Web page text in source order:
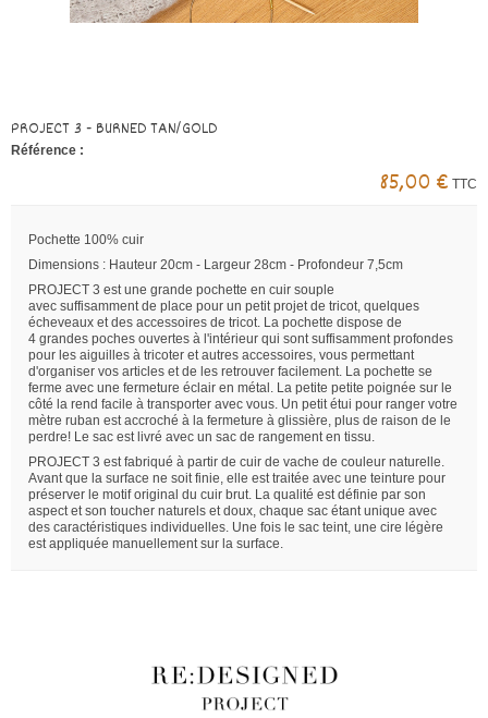
PROJECT 3 - BURNED TAN/GOLD
Référence :
85,00 € TTC
Pochette 100% cuir
Dimensions : Hauteur 20cm - Largeur 28cm - Profondeur 7,5cm
PROJECT 3 est une grande pochette en cuir souple
avec suffisamment de place pour un petit projet de tricot, quelques
écheveaux et des accessoires de tricot. La pochette dispose de
4 grandes poches ouvertes à l'intérieur qui sont suffisamment profondes
pour les aiguilles à tricoter et autres accessoires, vous permettant
d'organiser vos articles et de les retrouver facilement. La pochette se
ferme avec une fermeture éclair en métal. La petite petite poignée sur le
côté la rend facile à transporter avec vous. Un petit étui pour ranger votre
mètre ruban est accroché à la fermeture à glissière, plus de raison de le
perdre! Le sac est livré avec un sac de rangement en tissu.
PROJECT 3 est fabriqué à partir de cuir de vache de couleur naturelle.
Avant que la surface ne soit finie, elle est traitée avec une teinture pour
préserver le motif original du cuir brut. La qualité est définie par son
aspect et son toucher naturels et doux, chaque sac étant unique avec
des caractéristiques individuelles. Une fois le sac teint, une cire légère
est appliquée manuellement sur la surface.